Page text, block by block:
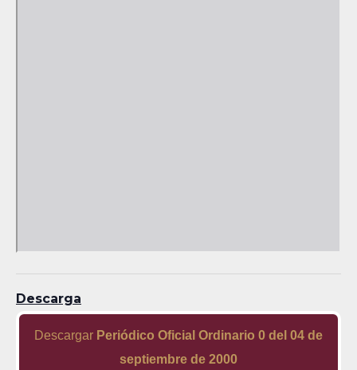
Descarga
Descargar Periódico Oficial Ordinario 0 del 04 de
septiembre de 2000